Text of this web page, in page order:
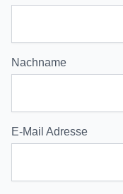
Nachname
E-Mail Adresse